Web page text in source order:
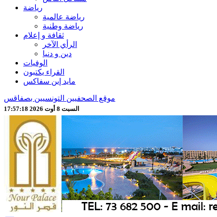
رياضة
رياضة عالمية
رياضة وطنية
ثقافة و إعلام
الرأي الآخر
دين و دنيا
الوفيات
القراء يكتبون
مايد إين سفاكس
موقع الصحفيين التونسيين بصفاقس
السبت 8 أوت 2026 17:57:20